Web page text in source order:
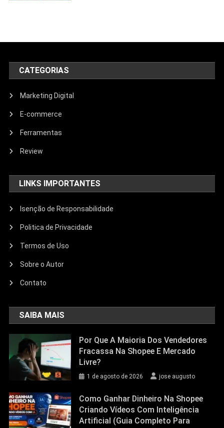
CATEGORIAS
Marketing Digital
E-commerce
Ferramentas
Review
LINKS IMPORTANTES
Isenção de Responsabilidade
Politica de Privacidade
Termos de Uso
Sobre o Autor
Contato
SAIBA MAIS
Por Que A Maioria Dos Vendedores
Fracassa Na Shopee E Mercado
Livre?
1 de agosto de 2026 jose augusto
Como Ganhar Dinheiro Na Shopee
Criando Vídeos Com Inteligência
Artificial (Guia Completo Para